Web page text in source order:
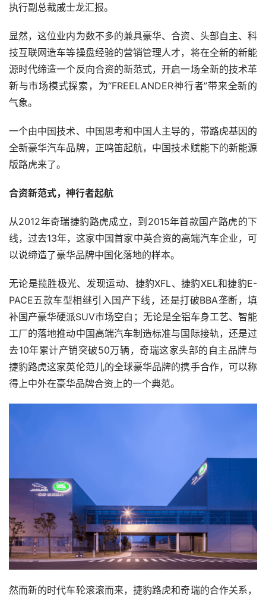
执行副总裁戚士龙汇报。
显然，这位业内为数不多的兼具豪华、合资、头部自主、科
技互联网造车等操盘经验的营销管理人才，将在全新的新能
源时代缔造一个反向合资的新范式，开启一场全新的技术革
新与市场模式探索，为“FREELANDER神行者”带来全新的
气象。
一个由中国技术、中国思考和中国人主导的，带路虎基因的
全新豪华汽车品牌，正鸣笛起航，中国技术赋能下的新能源
版路虎来了。
合资新范式，神行者起航
从2012年奇瑞捷豹路虎成立，到2015年首款国产路虎的下
线，过去13年，这家中国首家中英合资的高端汽车企业，可
以说缔造了豪华品牌中国化落地的样本。
无论是揽胜极光、发现运动、捷豹XFL、捷豹XEL和捷豹E-
PACE五款车型相继引入国产下线，还是打破BBA垄断，填
补国产豪华硬派SUV市场空白；无论是全铝车身工艺、智能
工厂的落地推动中国高端汽车制造标准与国际接轨，还是过
去10年累计产销突破50万辆，奇瑞这家头部的自主品牌与
捷豹路虎这家英伦范儿的全球豪华品牌的携手合作，可以称
得上中外在豪华品牌合资上的一个典范。
然而新的时代车轮滚滚而来，捷豹路虎和奇瑞的合作关系，